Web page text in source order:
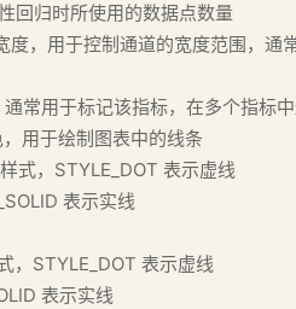
回归时所使用的数据点数量
，用于控制通道的宽度范围，通
常用于标记该指标，在多个指标
用于绘制图表中的线条
式，STYLE_DOT 表示虚线
表示实线
STYLE_DOT 表示虚线
表示实线